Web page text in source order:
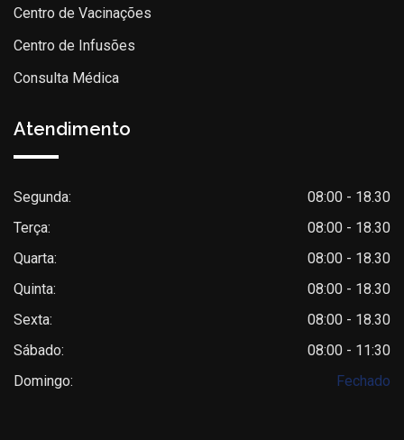
Centro de Vacinações
Centro de Infusões
Consulta Médica
Atendimento
Segunda:
08:00 - 18.30
Terça:
08:00 - 18.30
Quarta:
08:00 - 18.30
Quinta:
08:00 - 18.30
Sexta:
08:00 - 18.30
Sábado:
08:00 - 11:30
Domingo:
Fechado